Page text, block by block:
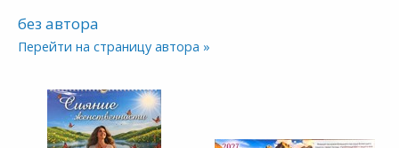
без автора
Перейти на страницу автора »